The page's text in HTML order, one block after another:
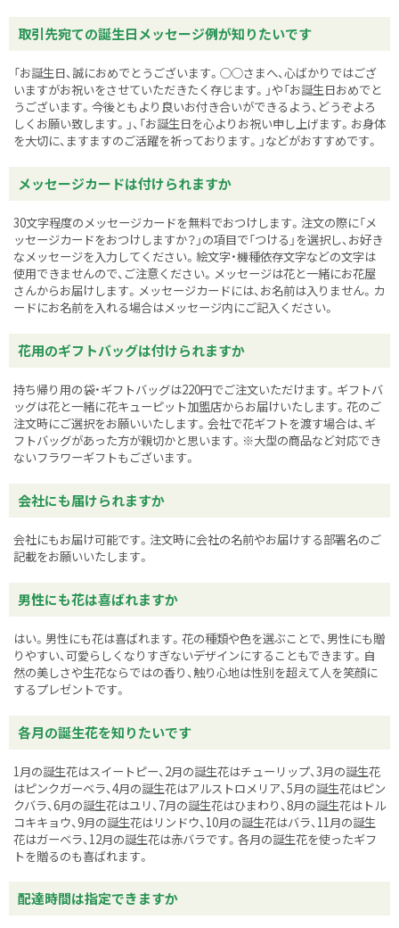
取引先宛ての誕生日メッセージ例が知りたいです
「お誕生日、誠におめでとうございます。○○さまへ、心ばかりではござ
いますがお祝いをさせていただきたく存じます。」や「お誕生日おめでと
うございます。今後ともより良いお付き合いができるよう、どうぞよろ
しくお願い致します。」、「お誕生日を心よりお祝い申し上げます。お身体
を大切に、ますますのご活躍を祈っております。」などがおすすめです。
メッセージカードは付けられますか
30文字程度のメッセージカードを無料でおつけします。注文の際に「メ
ッセージカードをおつけしますか？」の項目で「つける」を選択し、お好き
なメッセージを入力してください。絵文字・機種依存文字などの文字は
使用できませんので、ご注意ください。メッセージは花と一緒にお花屋
さんからお届けします。メッセージカードには、お名前は入りません。カ
ードにお名前を入れる場合はメッセージ内にご記入ください。
花用のギフトバッグは付けられますか
持ち帰り用の袋・ギフトバッグは220円でご注文いただけます。ギフトバ
ッグは花と一緒に花キューピット加盟店からお届けいたします。花のご
注文時にご選択をお願いいたします。会社で花ギフトを渡す場合は、ギ
フトバッグがあった方が親切かと思います。※大型の商品など対応でき
ないフラワーギフトもございます。
会社にも届けられますか
会社にもお届け可能です。注文時に会社の名前やお届けする部署名のご
記載をお願いいたします。
男性にも花は喜ばれますか
はい。男性にも花は喜ばれます。花の種類や色を選ぶことで、男性にも贈
りやすい、可愛らしくなりすぎないデザインにすることもできます。自
然の美しさや生花ならではの香り、触り心地は性別を超えて人を笑顔に
するプレゼントです。
各月の誕生花を知りたいです
1月の誕生花はスイートピー、2月の誕生花はチューリップ、3月の誕生花
はピンクガーベラ、4月の誕生花はアルストロメリア、5月の誕生花はピン
クバラ、6月の誕生花はユリ、7月の誕生花はひまわり、8月の誕生花はトル
コキキョウ、9月の誕生花はリンドウ、10月の誕生花はバラ、11月の誕生
花はガーベラ、12月の誕生花は赤バラです。各月の誕生花を使ったギフ
トを贈るのも喜ばれます。
配達時間は指定できますか